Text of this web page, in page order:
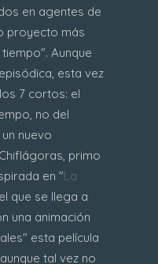
en agentes de
proyecto más
Aunque
esta vez
7 cortos: el
no del
nuevo
primo
en "La
que se llega a
una animación
esta película
tal vez no